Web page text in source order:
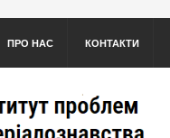
ПРО НАС КОНТАКТИ